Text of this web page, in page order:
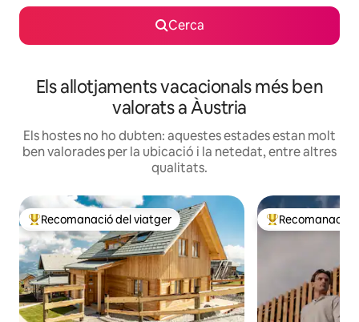
Cerca
Els allotjaments vacacionals més ben
valorats a Àustria
Els hostes no ho dubten: aquestes estades estan molt
ben valorades per la ubicació i la netedat, entre altres
qualitats.
Principals recomanacions dels viatgers
Recomanació del viatger Principals
Recomanació